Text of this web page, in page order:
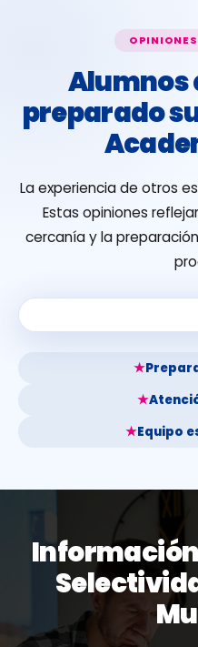
Alumnos
preparado
La experiencia de otros
Estas opiniones
cercanía y la
★
★
★Equipo
Información